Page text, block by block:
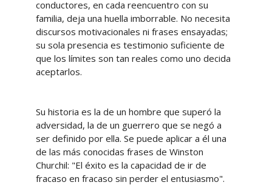
conductores, en cada reencuentro con su
familia, deja una huella imborrable. No necesita
discursos motivacionales ni frases ensayadas;
su sola presencia es testimonio suficiente de
que los límites son tan reales como uno decida
aceptarlos.
Su historia es la de un hombre que superó la
adversidad, la de un guerrero que se negó a
ser definido por ella. Se puede aplicar a él una
de las más conocidas frases de Winston
Churchil: "El éxito es la capacidad de ir de
fracaso en fracaso sin perder el entusiasmo".